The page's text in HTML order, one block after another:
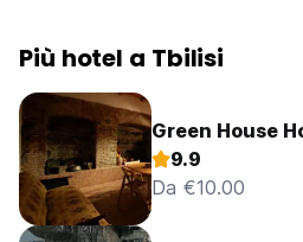
Più hotel a Tbilisi
Green House
9.9
Da €10.00